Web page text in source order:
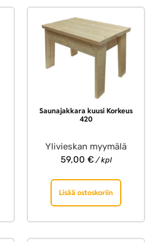
Saunajakkara kuusi Korkeus
420
Ylivieskan myymälä
59,00 €/ kpl
Lisää ostoskoriin